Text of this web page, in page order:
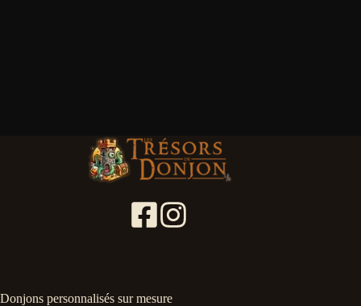
Donjons personnalisés sur mesure